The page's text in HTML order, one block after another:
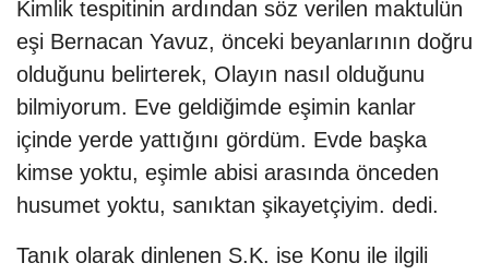
Kimlik tespitinin ardından söz verilen maktulün
eşi Bernacan Yavuz, önceki beyanlarının doğru
olduğunu belirterek, Olayın nasıl olduğunu
bilmiyorum. Eve geldiğimde eşimin kanlar
içinde yerde yattığını gördüm. Evde başka
kimse yoktu, eşimle abisi arasında önceden
husumet yoktu, sanıktan şikayetçiyim. dedi.
Tanık olarak dinlenen S.K. ise Konu ile ilgili